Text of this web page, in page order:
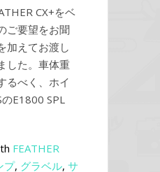
CX+をベ
ご要望をお聞
加えてお渡し
した。車体重
るべく、ホイ
E1800 SPL
FEATHER
プ, グラベル, サ